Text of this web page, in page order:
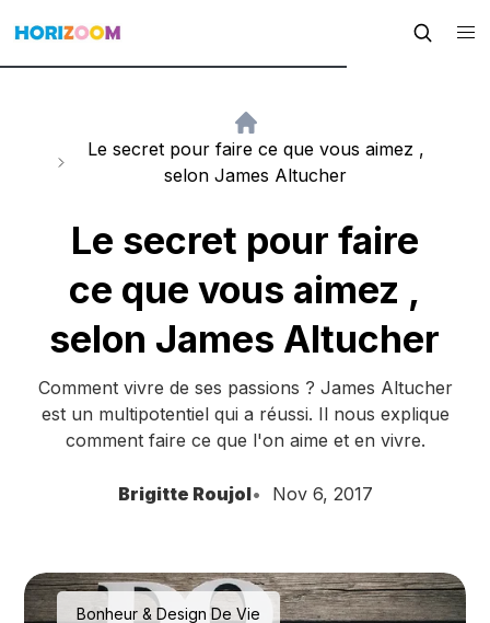
Le secret pour faire ce que vous aimez ,
selon James Altucher
Le secret pour faire
ce que vous aimez ,
selon James Altucher
Comment vivre de ses passions ? James Altucher
est un multipotentiel qui a réussi. Il nous explique
comment faire ce que l'on aime et en vivre.
Brigitte Roujol Nov 6, 2017
Bonheur & Design De Vie